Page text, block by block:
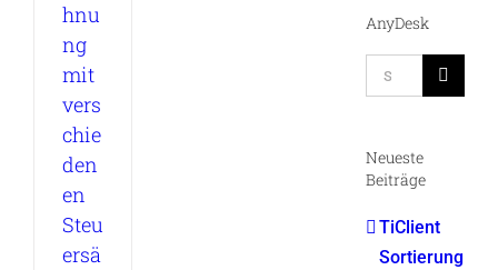
hnu
ng
mit
vers
chie
den
en
Steu
ersä
AnyDesk
Suche
nach:
Neueste
Beiträge
TiClient
Sortierung